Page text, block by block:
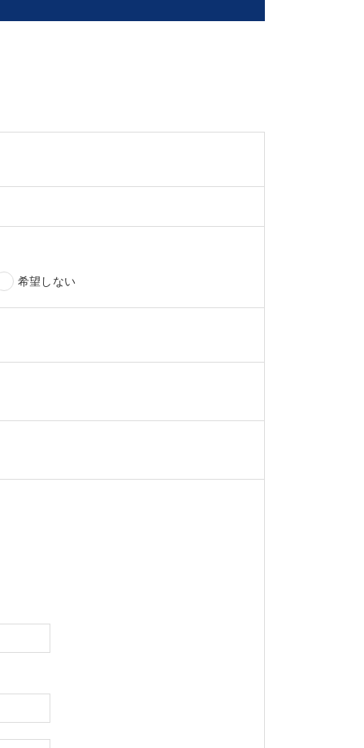
希望しない